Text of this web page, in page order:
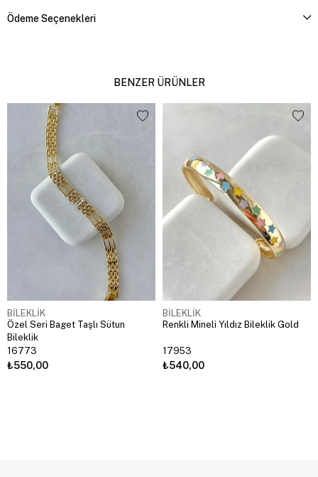
Ödeme Seçenekleri
BENZER ÜRÜNLER
BİLEKLİK
Özel Seri Baget Taşlı Sütun
Bileklik
16773
₺550,00
BİLEKLİK
Renkli Mineli Yıldız Bileklik Gold
17953
₺540,00